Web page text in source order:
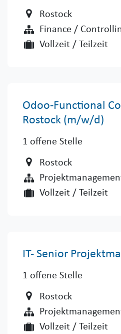
Rostock
Finance /
Vollzeit / Teilzeit
Odoo-Functional
Rostock (m/w/d)
1 offene Stelle
Rostock
Vollzeit / Teilzeit
IT- Senior
1 offene Stelle
Rostock
Vollzeit / Teilzeit